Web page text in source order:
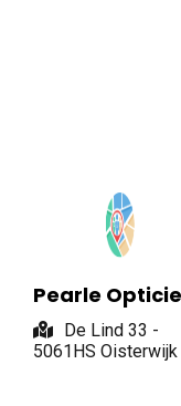
Pearle
De Lind 33 -
5061HS Oisterwijk